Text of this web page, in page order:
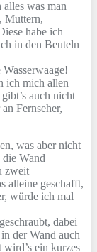
was man
Muttern,
habe ich
in den Beuteln
ich mich allen
auch nicht
Fernseher,
was aber nicht
Wand
zweit
alleine geschafft,
würde ich mal
dabei
der Wand auch
ein kurzes